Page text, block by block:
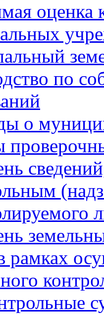
оценка
по
о
рамках